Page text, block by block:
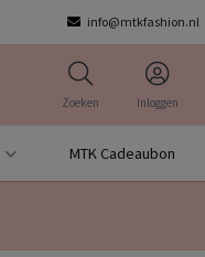
info@mtkfashion.nl
Zoeken Inloggen
MTK Cadeaubon